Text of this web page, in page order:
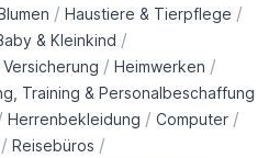
/ Haustiere & Tierpflege /
& Kleinkind /
Versicherung / Heimwerken /
Training & Personalbeschaffung
Herrenbekleidung / Computer /
/ Reisebüros /